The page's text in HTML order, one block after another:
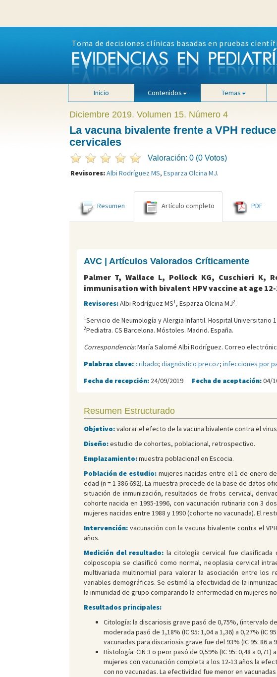
Toma de decisiones clínicas basadas en pruebas
Inicio Contenidos Temas
Diciembre 2019. Volumen 15. Número 4
La vacuna bivalente frente a VPH
cervicales
Valoración: 0 (0 Votos)
Revisores:Albi Rodríguez MS, Esparza Olcina MJ.
Resumen Artículo completo PDF
AVC | Artículos Valorados Críticamente
Palmer T, Wallace L, Pollock KG, Cuschieri K,
immunisation with bivalent HPV vaccine at age
Revisores:Albi Rodríguez MS1, Esparza Olcina MJ2.
1Servicio de Neumología y Alergia Infantil. Hospital Universitario
2Pediatra. CS Barcelona. Móstoles. Madrid. España.
Correspondencia:María Salomé Albi Rodríguez. Correo
Palabras clave:cribado; diagnóstico precoz; infecciones por
Fecha de recepción: 24/09/2019 Fecha de aceptación:04/
Resumen Estructurado
Objetivo:valorar el efecto de la vacuna bivalente contra el
Diseño:estudio de cohortes, poblacional, retrospectivo.
Emplazamiento:muestra poblacional en Escocia.
Población de estudio:mujeres nacidas entre el 1 de enero
edad (n = 1 386 692). La muestra procede de la base de datos
situación de inmunización, resultados de frotis cervical,
cohorte nacida en 1995-1996, con vacunación rutinaria con 3
mujeres nacidas entre 1988 y 1990 (cohorte no vacunada). El
Intervención: vacunación con la vacuna bivalente contra el
años.
Medición del resultado: la citología cervical fue clasificada
colposcopia se clasificó como normal, neoplasia cervical
multivariada multinomial para valorar la asociación entre
variables demográficas. Se estimó la efectividad de la
la inmunidad de grupo comparando la enfermedad en mujeres
Resultados principales:
Citología: la discariosis grave pasó de 0,75%, (intervalo de
moderada pasó de 1,18% (IC 95: 1,04 a 1,36) a 0,27% (IC
vacunadas para discariosis grave fue del 93% (IC 95: 86 a
Histología: CIN 3 o peor pasó de 0,59% (IC 95: 0,48 a 0,71)
mujeres con vacunación completa a los 12-13 años la
con no vacunadas. La efectividad fue menor en